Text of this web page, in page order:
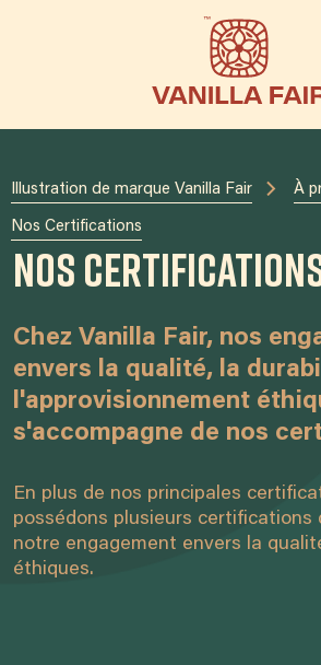
Illustration de marque Vanilla Fair À
Nos Certifications
Nos
Chez Vanilla Fair, nos
envers la qualité, la
l'approvisionnement
s'accompagne de nos
En plus de nos principales
possédons plusieurs certifications
notre engagement envers la
éthiques.